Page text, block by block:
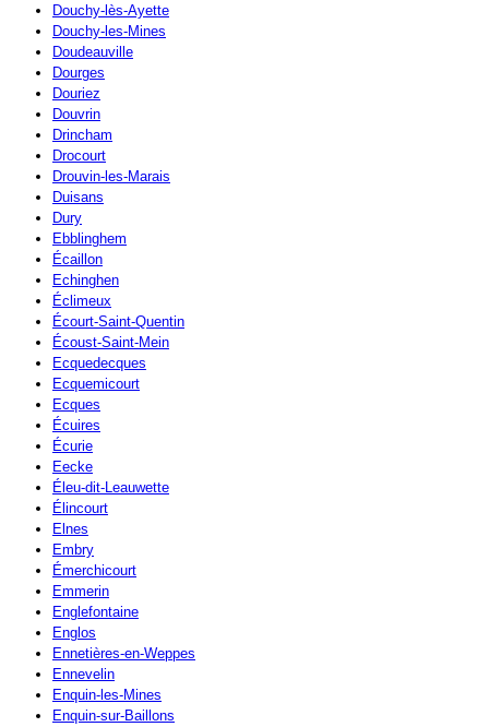
Douchy-lès-Ayette
Douchy-les-Mines
Doudeauville
Dourges
Douriez
Douvrin
Drincham
Drocourt
Drouvin-les-Marais
Duisans
Dury
Ebblinghem
Écaillon
Echinghen
Éclimeux
Écourt-Saint-Quentin
Écoust-Saint-Mein
Ecquedecques
Ecquemicourt
Ecques
Écuires
Écurie
Eecke
Éleu-dit-Leauwette
Élincourt
Elnes
Embry
Émerchicourt
Emmerin
Englefontaine
Englos
Ennetières-en-Weppes
Ennevelin
Enquin-les-Mines
Enquin-sur-Baillons